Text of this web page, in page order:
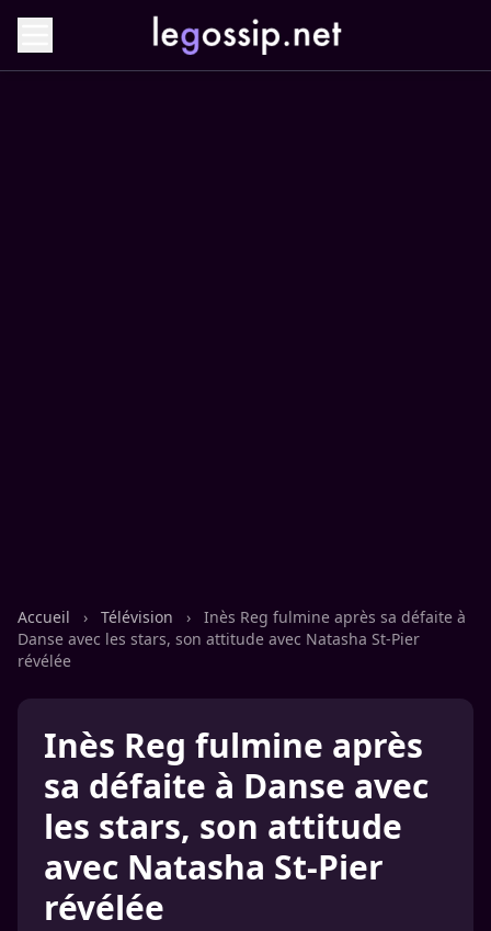
Accueil › Télévision ›
Inès Reg fulmine après sa défaite à
Danse avec les stars, son attitude avec Natasha St-Pier
révélée
Inès Reg fulmine après
sa défaite à Danse avec
les stars, son attitude
avec Natasha St-Pier
révélée